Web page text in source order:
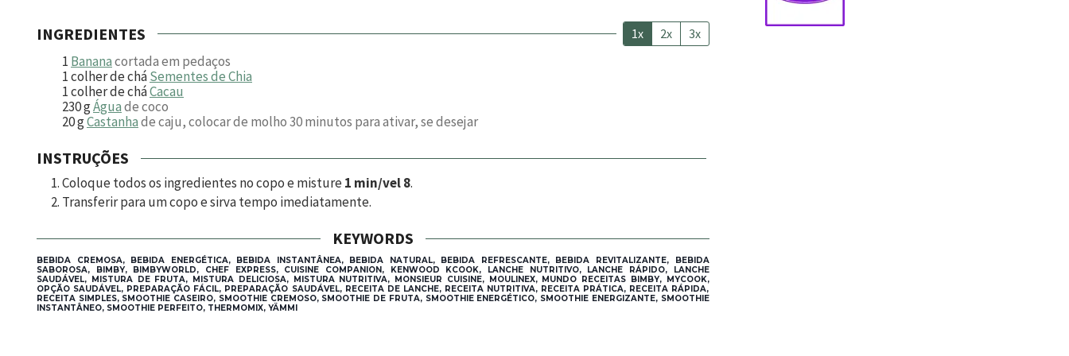
INGREDIENTES 1x 2x 3x
1 Bananacortada em pedaços
1colher de cháSementes de Chia
1colher de cháCacau
230gÁguade coco
20gCastanhade caju, colocar de molho 30 minutos para ativar, se desejar
INSTRUÇÕES
Coloque todos os ingredientes no copo e misture1 min/vel 8.
Transferir para um copo e sirva tempo imediatamente.
KEYWORDS
BEBIDA CREMOSA, BEBIDA ENERGÉTICA, BEBIDA INSTANTÂNEA, BEBIDA NATURAL, BEBIDA REFRESCANTE, BEBIDA REVITALIZANTE, BEBIDA
SABOROSA, BIMBY, BIMBYWORLD, CHEF EXPRESS, CUISINE COMPANION, KENWOOD KCOOK, LANCHE NUTRITIVO, LANCHE RÁPIDO, LANCHE
SAUDÁVEL, MISTURA DE FRUTA, MISTURA DELICIOSA, MISTURA NUTRITIVA, MONSIEUR CUISINE, MOULINEX, MUNDO RECEITAS BIMBY, MYCOOK,
OPÇÃO SAUDÁVEL, PREPARAÇÃO FÁCIL, PREPARAÇÃO SAUDÁVEL, RECEITA DE LANCHE, RECEITA NUTRITIVA, RECEITA PRÁTICA, RECEITA RÁPIDA,
RECEITA SIMPLES, SMOOTHIE CASEIRO, SMOOTHIE CREMOSO, SMOOTHIE DE FRUTA, SMOOTHIE ENERGÉTICO, SMOOTHIE ENERGIZANTE, SMOOTHIE
INSTANTÂNEO, SMOOTHIE PERFEITO, THERMOMIX, YÄMMI